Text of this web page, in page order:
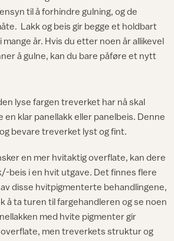
til å forhindre gulning, og de
Lakk og beis gir begge et holdbart
år. Hvis du etter noen år allikevel
å gulne, kan du bare påføre et nytt
lyse fargen treverket har nå skal
en klar panellakk eller panelbeis. Denne
bevare treverket lyst og fint.
en mer hvitaktig overflate, kan dere
beis i en hvit utgave. Det finnes flere
disse hvitpigmenterte behandlingene,
å ta turen til fargehandleren og se noen
med hvite pigmenter gir
men treverkets struktur og